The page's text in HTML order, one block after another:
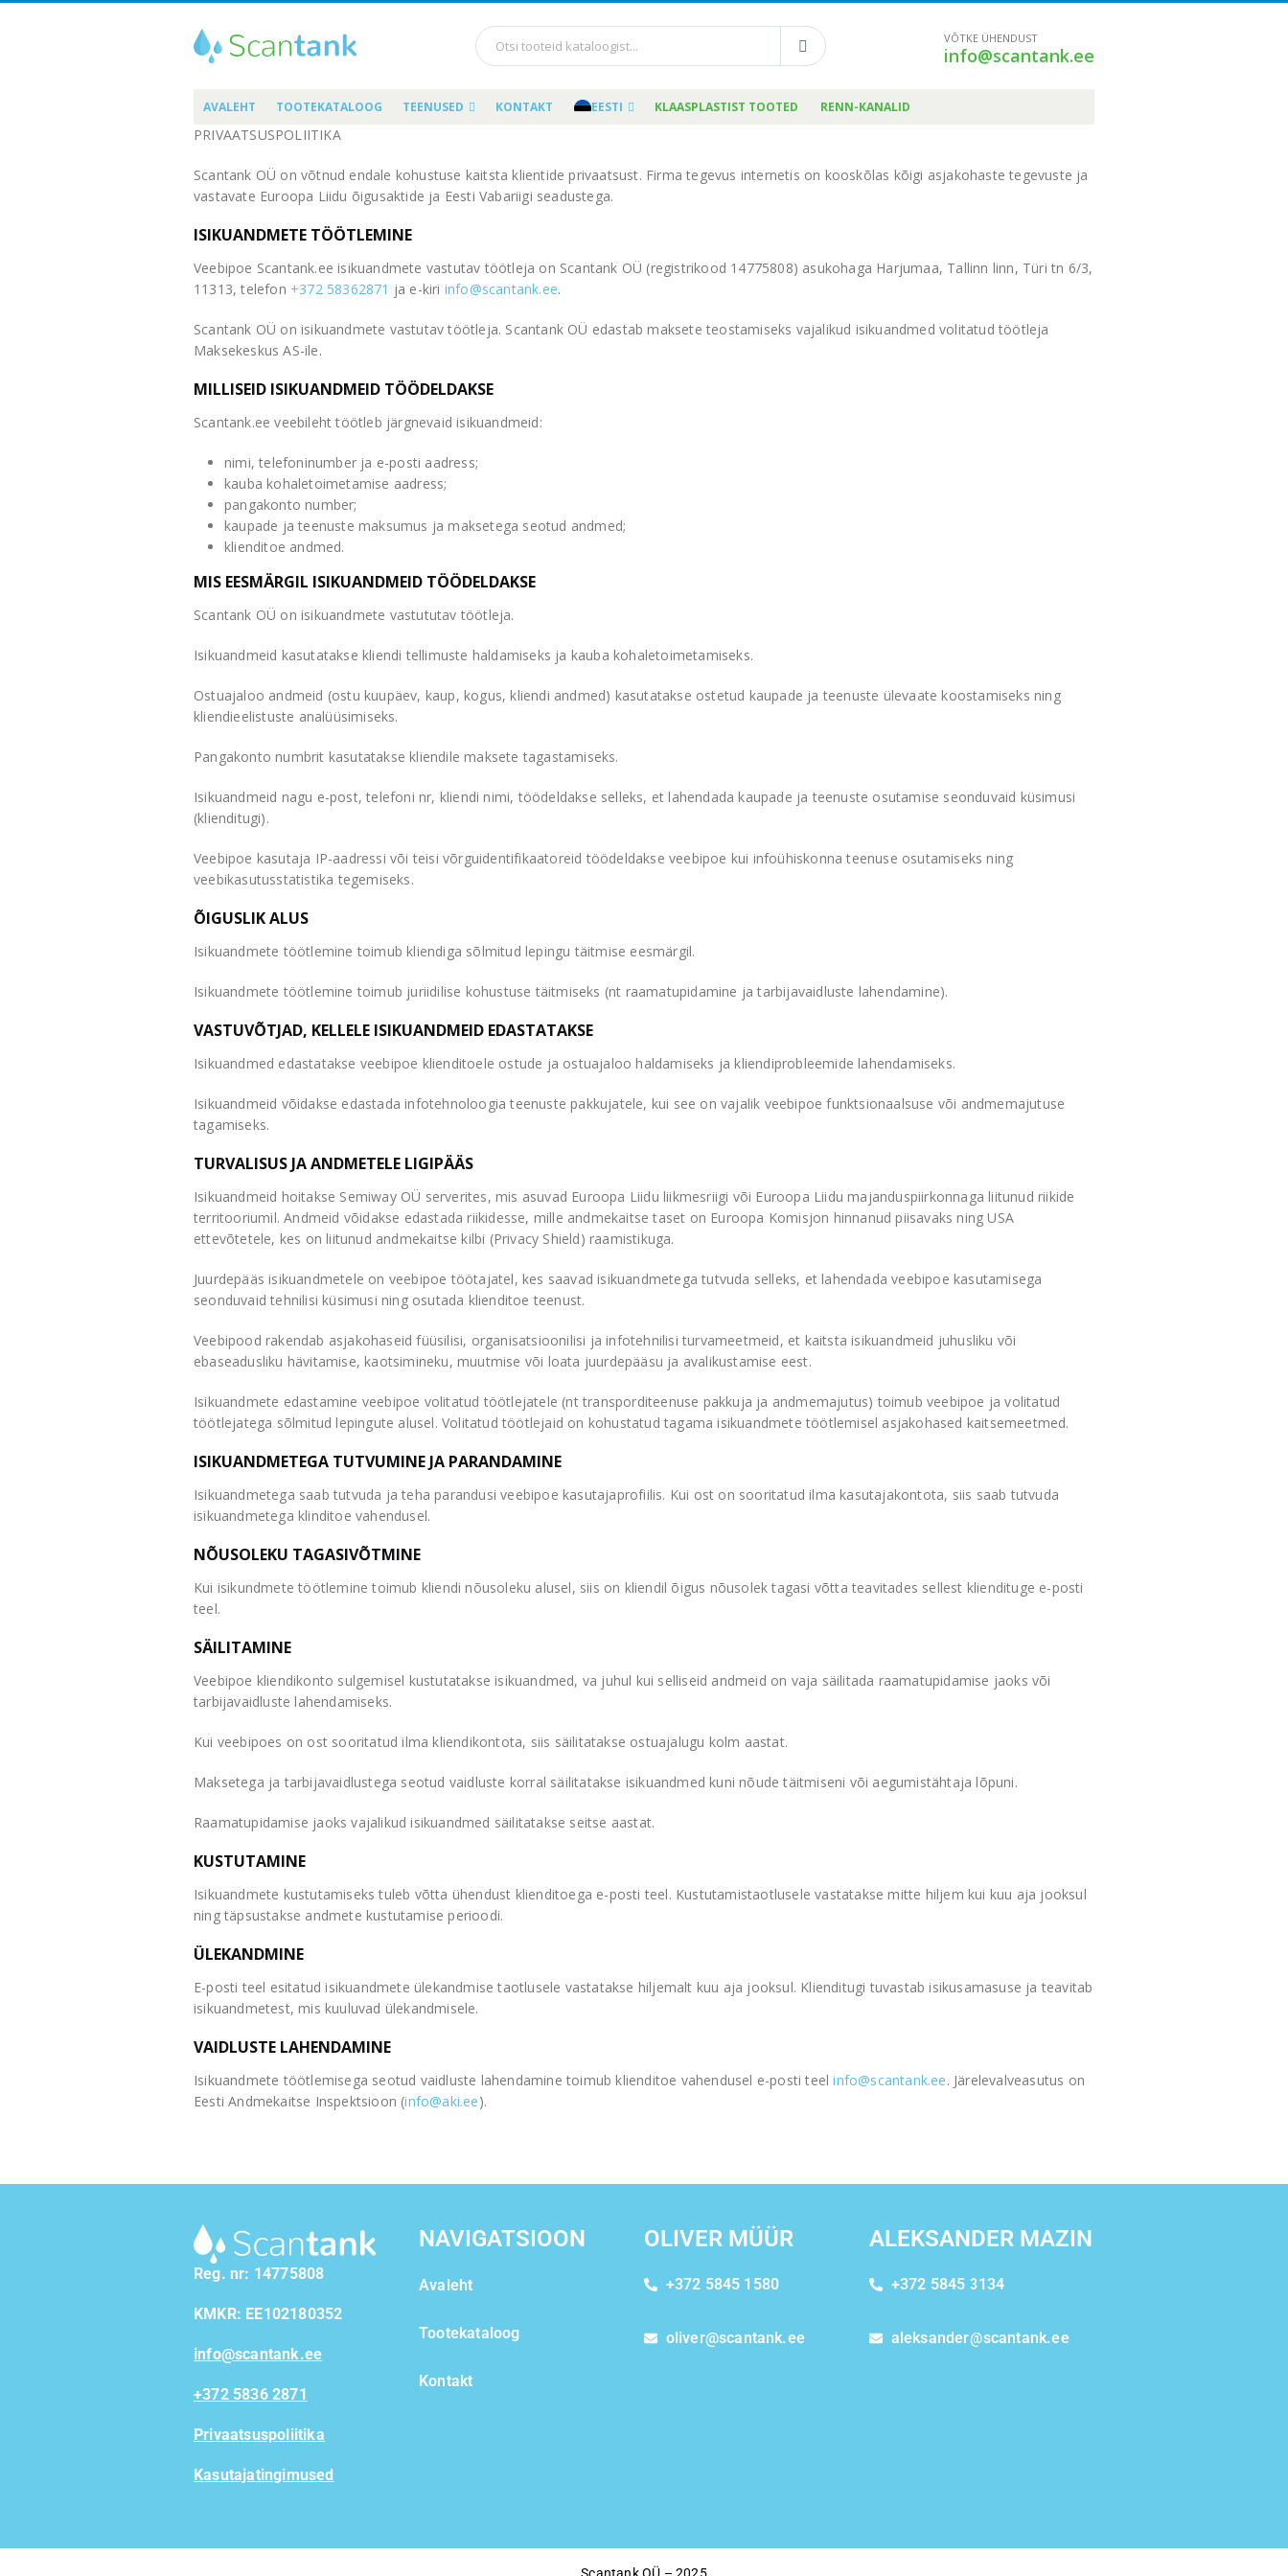
VÕTKE ÜHENDUST
info@scantank.ee
AVALEHT TOOTEKATALOOG TEENUSED KONTAKT EESTI KLAASPLASTIST TOOTED RENN-KANALID
PRIVAATSUSPOLIITIKA
Scantank OÜ on võtnud endale kohustuse kaitsta klientide privaatsust. Firma tegevus internetis on kooskõlas kõigi asjakohaste tegevuste ja
vastavate Euroopa Liidu õigusaktide ja Eesti Vabariigi seadustega.
ISIKUANDMETE TÖÖTLEMINE
Veebipoe Scantank.ee isikuandmete vastutav töötleja on Scantank OÜ (registrikood 14775808) asukohaga Harjumaa, Tallinn linn, Türi tn 6/3,
11313, telefon +372 58362871 ja e-kiri info@scantank.ee.
Scantank OÜ on isikuandmete vastutav töötleja. Scantank OÜ edastab maksete teostamiseks vajalikud isikuandmed volitatud töötleja
Maksekeskus AS-ile.
MILLISEID ISIKUANDMEID TÖÖDELDAKSE
Scantank.ee veebileht töötleb järgnevaid isikuandmeid:
nimi, telefoninumber ja e-posti aadress;
kauba kohaletoimetamise aadress;
pangakonto number;
kaupade ja teenuste maksumus ja maksetega seotud andmed;
klienditoe andmed.
MIS EESMÄRGIL ISIKUANDMEID TÖÖDELDAKSE
Scantank OÜ on isikuandmete vastututav töötleja.
Isikuandmeid kasutatakse kliendi tellimuste haldamiseks ja kauba kohaletoimetamiseks.
Ostuajaloo andmeid (ostu kuupäev, kaup, kogus, kliendi andmed) kasutatakse ostetud kaupade ja teenuste ülevaate koostamiseks ning
kliendieelistuste analüüsimiseks.
Pangakonto numbrit kasutatakse kliendile maksete tagastamiseks.
Isikuandmeid nagu e-post, telefoni nr, kliendi nimi, töödeldakse selleks, et lahendada kaupade ja teenuste osutamise seonduvaid küsimusi
(klienditugi).
Veebipoe kasutaja IP-aadressi või teisi võrguidentifikaatoreid töödeldakse veebipoe kui infoühiskonna teenuse osutamiseks ning
veebikasutusstatistika tegemiseks.
ÕIGUSLIK ALUS
Isikuandmete töötlemine toimub kliendiga sõlmitud lepingu täitmise eesmärgil.
Isikuandmete töötlemine toimub juriidilise kohustuse täitmiseks (nt raamatupidamine ja tarbijavaidluste lahendamine).
VASTUVÕTJAD, KELLELE ISIKUANDMEID EDASTATAKSE
Isikuandmed edastatakse veebipoe klienditoele ostude ja ostuajaloo haldamiseks ja kliendiprobleemide lahendamiseks.
Isikuandmeid võidakse edastada infotehnoloogia teenuste pakkujatele, kui see on vajalik veebipoe funktsionaalsuse või andmemajutuse
tagamiseks.
TURVALISUS JA ANDMETELE LIGIPÄÄS
Isikuandmeid hoitakse Semiway OÜ serverites, mis asuvad Euroopa Liidu liikmesriigi või Euroopa Liidu majanduspiirkonnaga liitunud riikide
territooriumil. Andmeid võidakse edastada riikidesse, mille andmekaitse taset on Euroopa Komisjon hinnanud piisavaks ning USA
ettevõtetele, kes on liitunud andmekaitse kilbi (Privacy Shield) raamistikuga.
Juurdepääs isikuandmetele on veebipoe töötajatel, kes saavad isikuandmetega tutvuda selleks, et lahendada veebipoe kasutamisega
seonduvaid tehnilisi küsimusi ning osutada klienditoe teenust.
Veebipood rakendab asjakohaseid füüsilisi, organisatsioonilisi ja infotehnilisi turvameetmeid, et kaitsta isikuandmeid juhusliku või
ebaseadusliku hävitamise, kaotsimineku, muutmise või loata juurdepääsu ja avalikustamise eest.
Isikuandmete edastamine veebipoe volitatud töötlejatele (nt transporditeenuse pakkuja ja andmemajutus) toimub veebipoe ja volitatud
töötlejatega sõlmitud lepingute alusel. Volitatud töötlejaid on kohustatud tagama isikuandmete töötlemisel asjakohased kaitsemeetmed.
ISIKUANDMETEGA TUTVUMINE JA PARANDAMINE
Isikuandmetega saab tutvuda ja teha parandusi veebipoe kasutajaprofiilis. Kui ost on sooritatud ilma kasutajakontota, siis saab tutvuda
isikuandmetega klinditoe vahendusel.
NÕUSOLEKU TAGASIVÕTMINE
Kui isikundmete töötlemine toimub kliendi nõusoleku alusel, siis on kliendil õigus nõusolek tagasi võtta teavitades sellest kliendituge e-posti
teel.
SÄILITAMINE
Veebipoe kliendikonto sulgemisel kustutatakse isikuandmed, va juhul kui selliseid andmeid on vaja säilitada raamatupidamise jaoks või
tarbijavaidluste lahendamiseks.
Kui veebipoes on ost sooritatud ilma kliendikontota, siis säilitatakse ostuajalugu kolm aastat.
Maksetega ja tarbijavaidlustega seotud vaidluste korral säilitatakse isikuandmed kuni nõude täitmiseni või aegumistähtaja lõpuni.
Raamatupidamise jaoks vajalikud isikuandmed säilitatakse seitse aastat.
KUSTUTAMINE
Isikuandmete kustutamiseks tuleb võtta ühendust klienditoega e-posti teel. Kustutamistaotlusele vastatakse mitte hiljem kui kuu aja jooksul
ning täpsustakse andmete kustutamise perioodi.
ÜLEKANDMINE
E-posti teel esitatud isikuandmete ülekandmise taotlusele vastatakse hiljemalt kuu aja jooksul. Klienditugi tuvastab isikusamasuse ja teavitab
isikuandmetest, mis kuuluvad ülekandmisele.
VAIDLUSTE LAHENDAMINE
Isikuandmete töötlemisega seotud vaidluste lahendamine toimub klienditoe vahendusel e-posti teelinfo@scantank.ee. Järelevalveasutus on
Eesti Andmekaitse Inspektsioon (info@aki.ee).
Reg. nr: 14775808
KMKR: EE102180352
info@scantank.ee
+372 5836 2871
Privaatsuspoliitika
Kasutajatingimused
NAVIGATSIOON
Avaleht
Tootekataloog
Kontakt
OLIVER MÜÜR
+372 5845 1580
oliver@scantank.ee
ALEKSANDER MAZIN
+372 5845 3134
aleksander@scantank.ee
Scantank OÜ – 2025